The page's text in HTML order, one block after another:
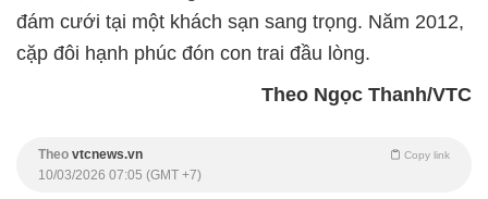
đám cưới tại một khách sạn sang trọng. Năm 2012,
cặp đôi hạnh phúc đón con trai đầu lòng.
Theo Ngọc Thanh/VTC
Theo vtcnews.vn Copy link
10/03/2026 07:05 (GMT +7)